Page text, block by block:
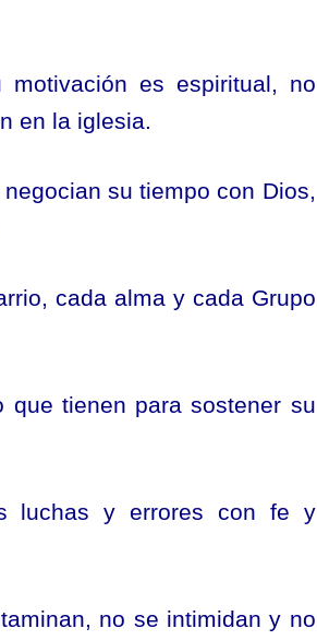
motivación es espiritual, no
en la iglesia.
negocian su tiempo con Dios,
cada alma y cada Grupo
que tienen para sostener su
luchas y errores con fe y
no se intimidan y no